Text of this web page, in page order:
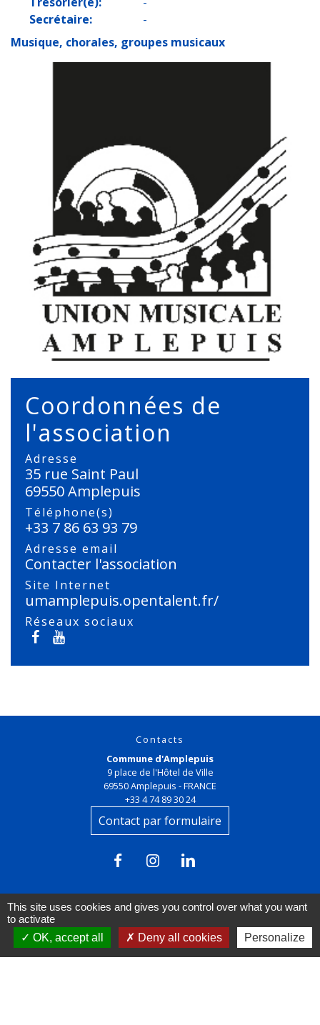
Secrétaire:
-
Musique, chorales, groupes musicaux
Coordonnées de
l'association
Adresse
35 rue Saint Paul
69550 Amplepuis
Téléphone(s)
+33 7 86 63 93 79
Adresse email
Contacter l'association
Site Internet
umamplepuis.opentalent.fr/
Réseaux sociaux
Contacts
Commune d'Amplepuis
9 place de l'Hôtel de Ville
69550 Amplepuis - FRANCE
+33 4 74 89 30 24
Contact par formulaire
Liens
This site uses cookies and gives you control over what you want
to activate
OK, accept all
Deny all cookies Personalize